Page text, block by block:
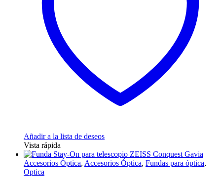
Añadir a la lista de deseos
Vista rápida
Accesorios Óptica, Accesorios Óptica, Fundas para óptica,
Optica